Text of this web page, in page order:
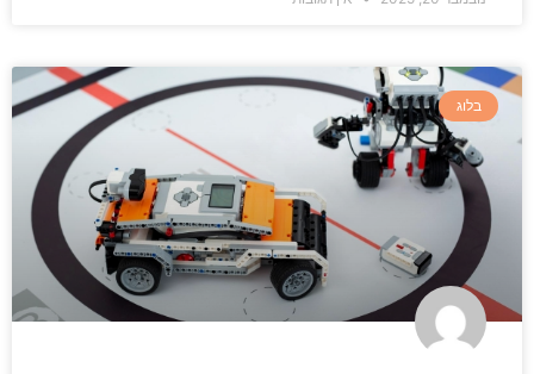
בלוג